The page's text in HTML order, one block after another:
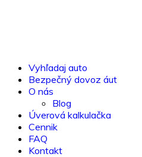
Vyhľadaj auto
Bezpečný dovoz áut
O nás
Blog
Úverová kalkulačka
Cennik
FAQ
Kontakt